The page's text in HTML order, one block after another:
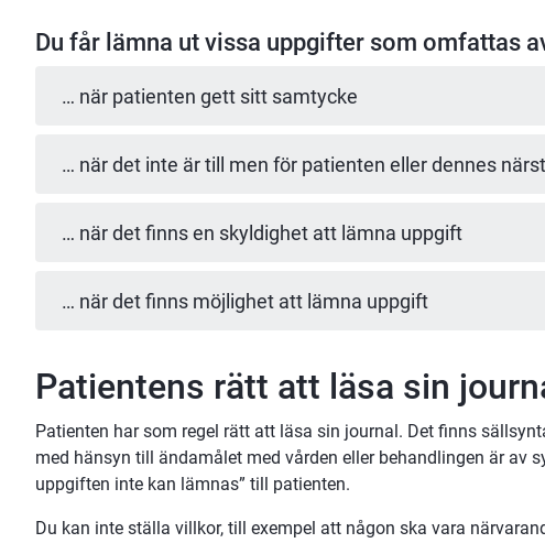
Du får lämna ut vissa uppgifter som omfattas
… när patienten gett sitt samtycke
… när det inte är till men för patienten eller dennes
… när det finns en skyldighet att lämna uppgift
… när det finns möjlighet att lämna uppgift
Patientens rätt att läsa sin
Patienten har som regel rätt att läsa sin journal. Det finns
med hänsyn till ändamålet med vården eller behandlingen är av
uppgiften inte kan lämnas” till patienten.
Du kan inte ställa villkor, till exempel att någon ska vara